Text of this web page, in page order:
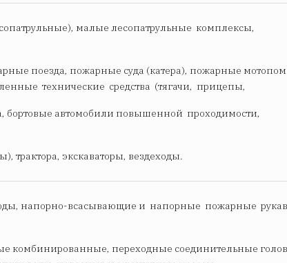
малые лесопатрульные комплексы,
поезда, пожарные суда (катера), пожарные
технические средства (тягачи, прицепы,
бортовые автомобили повышенной проходимости,
трактора, экскаваторы, вездеходы.
напорно-всасывающие и напорные пожарные
комбинированные, переходные соединительные